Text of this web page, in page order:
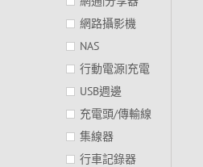
網路攝影機
NAS
行動電源|充電
USB週邊
充電頭/傳輸線
集線器
行車記錄器